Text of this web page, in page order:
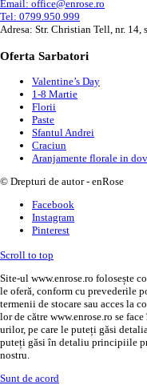
Email: office@enrose.ro
Tel: 0799.950.999
Adresa: Str. Christian Tell, nr. 14,
Oferta Sarbatori
Valentine’s Day
1-8 Martie
Florii
Paste
Sfantul Andrei
Craciun
Aranjamente florale in
© Drepturi de autor - enRose
Facebook
Instagram
Pinterest
Scroll to top
Site-ul www.enrose.ro folosește
le oferă, conform cu prevederile
termenii de stocare sau acces la
lor de către www.enrose.ro se
urilor, pe care le puteți găsi
puteți găsi în detaliu principiile
nostru.
Sunt de acord